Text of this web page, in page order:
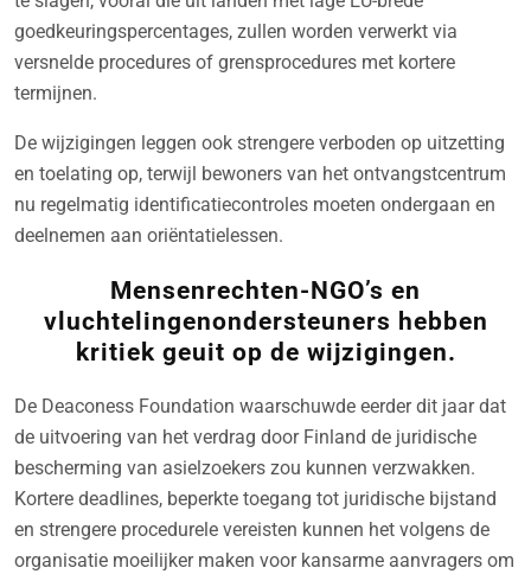
goedkeuringspercentages, zullen worden verwerkt via
versnelde procedures of grensprocedures met kortere
termijnen.
De wijzigingen leggen ook strengere verboden op uitzetting
en toelating op, terwijl bewoners van het ontvangstcentrum
nu regelmatig identificatiecontroles moeten ondergaan en
deelnemen aan oriëntatielessen.
Mensenrechten-NGO’s en
vluchtelingenondersteuners hebben
kritiek geuit op de wijzigingen.
De Deaconess Foundation waarschuwde eerder dit jaar dat
de uitvoering van het verdrag door Finland de juridische
bescherming van asielzoekers zou kunnen verzwakken.
Kortere deadlines, beperkte toegang tot juridische bijstand
en strengere procedurele vereisten kunnen het volgens de
organisatie moeilijker maken voor kansarme aanvragers om